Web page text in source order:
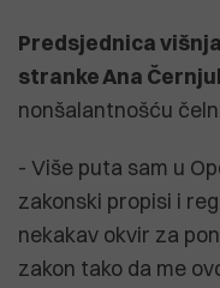
Predsjednica
stranke Ana Černjul
nonšalantnošću
- Više puta sam u
zakonski propisi i
nekakav okvir za
zakon tako da me